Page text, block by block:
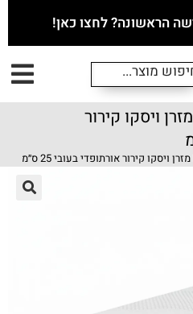
מזרן MON – 90/190 מזרן ויסקו קירור